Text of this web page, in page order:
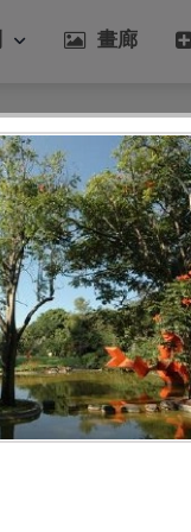
門類別
每日
動物
食物
景觀
蛋糕
孩子們
畫廊